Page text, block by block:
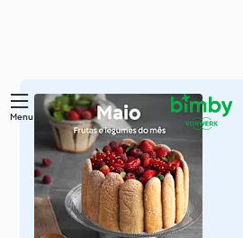
Saltar
conteúdo
principal
Menu